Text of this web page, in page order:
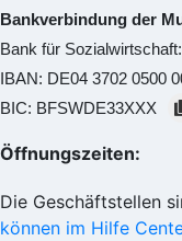
Bankverbindung der
Bank für Sozialwirtschaft:
IBAN: DE04 3702 0500
BIC: BFSWDE33XXX
Öffnungszeiten:
Die Geschäftstellen
können im Hilfe